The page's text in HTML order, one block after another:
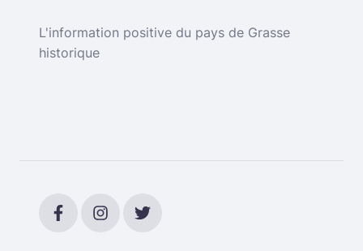
L'information positive du pays de Grasse
historique